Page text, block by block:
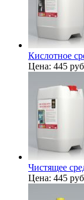
Кислотное
Цена: 445
Чистящее
Цена: 445